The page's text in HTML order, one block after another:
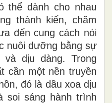
thể dành cho nhau
thành kiến, chăm
đến cung cách nói
nuôi dưỡng bằng sự
dịu dàng. Trong
cần một nền truyền
đó là dầu xoa dịu
soi sáng hành trình